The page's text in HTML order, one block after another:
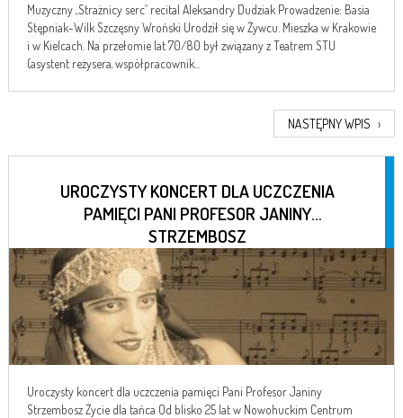
Muzyczny „Strażnicy serc” recital Aleksandry Dudziak Prowadzenie: Basia
Stępniak-Wilk Szczęsny Wroński Urodził się w Żywcu. Mieszka w Krakowie
i w Kielcach. Na przełomie lat 70/80 był związany z Teatrem STU
(asystent reżysera, współpracownik...
NASTĘPNY WPIS ›
UROCZYSTY KONCERT DLA UCZCZENIA
PAMIĘCI PANI PROFESOR JANINY
STRZEMBOSZ
Uroczysty koncert dla uczczenia pamięci Pani Profesor Janiny
Strzembosz Życie dla tańca Od blisko 25 lat w Nowohuckim Centrum